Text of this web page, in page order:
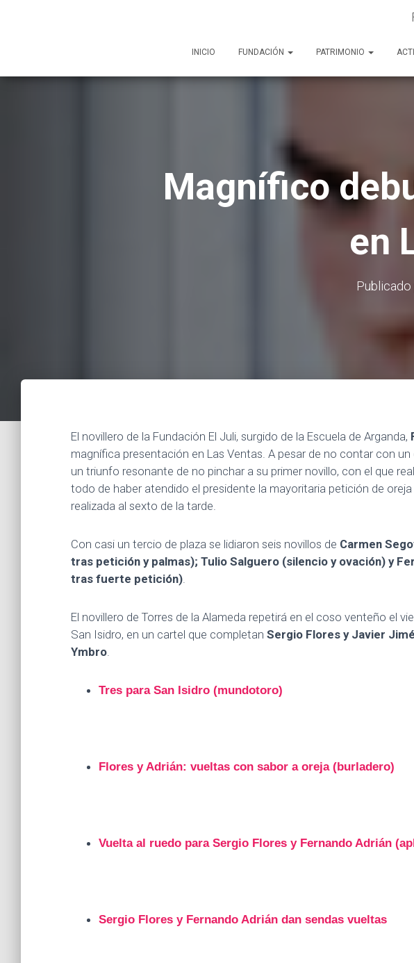
INICIO FUNDACIÓN PATRIMONIO
Magnífico
en
El novillero de la Fundación El Juli, surgido de la Escuela de Arganda,
magnífica presentación en Las Ventas. A pesar de no contar con un
un triunfo resonante de no pinchar a su primer novillo, con el que
todo de haber atendido el presidente la mayoritaria petición de
realizada al sexto de la tarde.
Con casi un tercio de plaza se lidiaron seis novillos de Carmen
tras petición y palmas); Tulio Salguero (silencio y ovación) y
tras fuerte petición).
El novillero de Torres de la Alameda repetirá en el coso venteño el
San Isidro, en un cartel que completan Sergio Flores y Javier
Ymbro.
Tres para San Isidro (mundotoro)
Flores y Adrián: vueltas con sabor a oreja (burladero)
Vuelta al ruedo para Sergio Flores y Fernando Adrián
Sergio Flores y Fernando Adrián dan sendas vueltas